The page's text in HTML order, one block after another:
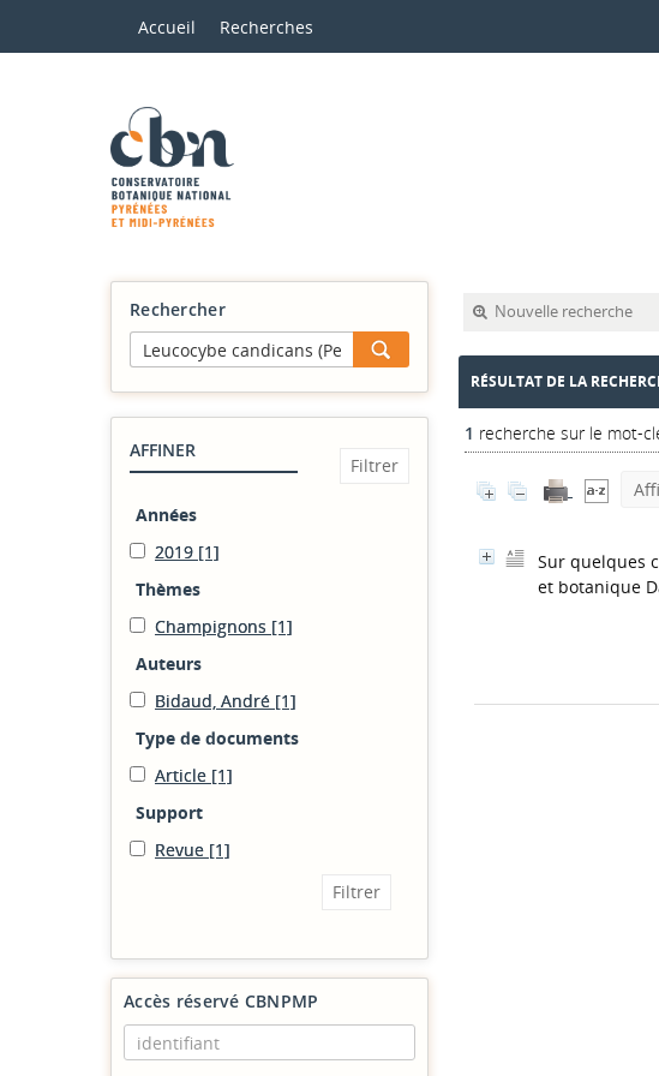
Accueil Recherches
Rechercher
AFFINER
Années
2019 [1]
Thèmes
Champignons [1]
Auteurs
Bidaud, André [1]
Type de documents
Article [1]
Support
Revue [1]
Accès réservé CBNPMP
Nouvelle recherche
RÉSULTAT DE LA
1 recherche sur le mot-
Sur quelques
et botanique